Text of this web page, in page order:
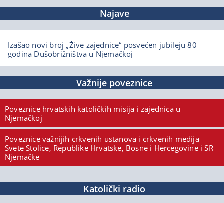
Najave
Izašao novi broj „Žive zajednice“ posvećen jubileju 80
godina Dušobrižništva u Njemačkoj
Važnije poveznice
Poveznice hrvatskih katoličkih misija i zajednica u
Njemačkoj
Poveznice važnijih crkvenih ustanova i crkvenih medija
Svete Stolice, Republike Hrvatske, Bosne i Hercegovine i SR
Njemačke
Katolički radio